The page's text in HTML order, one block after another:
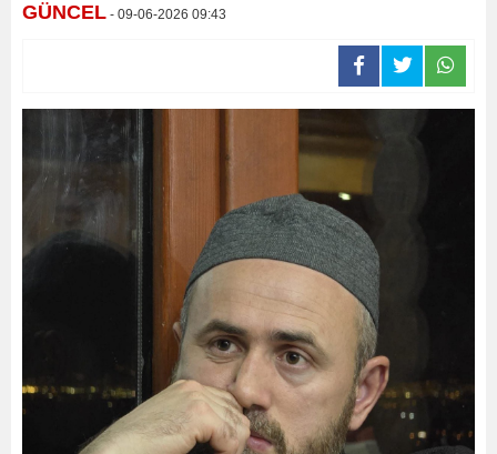
GÜNCEL - 09-06-2026 09:43